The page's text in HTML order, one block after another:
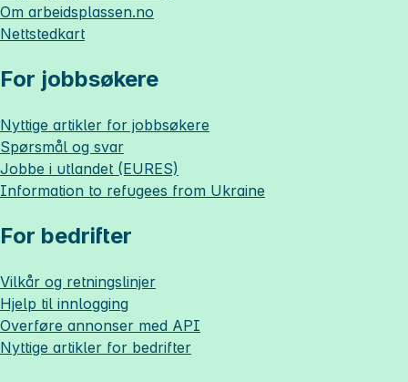
Om arbeidsplassen.no
Nettstedkart
For jobbsøkere
Nyttige artikler for jobbsøkere
Spørsmål og svar
Jobbe i utlandet (EURES)
Information to refugees from Ukraine
For bedrifter
Vilkår og retningslinjer
Hjelp til innlogging
Overføre annonser med API
Nyttige artikler for bedrifter